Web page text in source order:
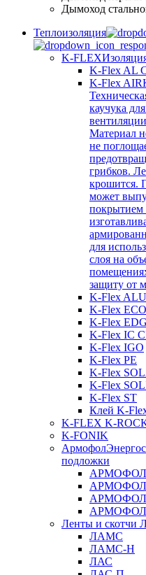
Дымоход
Теплоизоляция
K-FLEX
K-Flex AL
K-Flex AIR
каучука
Материал
не
грибков.
крошится.
может
для
слоя на
защиту от
K-Flex ALU
K-Flex ECO
K-Flex
K-Flex IC
K-Flex IGO
K-Flex PE
K-Flex
K-Flex
K-Flex ST
Клей K-
K-FLEX K-
K-FONIK
Армофол
подложки
АРМОФОЛ
АРМОФОЛ
АРМОФОЛ
Ленты и скотчи
ЛАМС
ЛАМС-Н
ЛАС